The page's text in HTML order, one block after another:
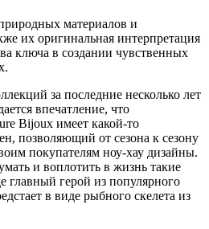
материалов и
их оригинальная интерпретация
ключа в создании чувственных
за последние несколько лет
впечатление, что
Bijoux имеет какой-то
позволяющий от сезона к сезону
покупателям ноу-хау дизайны.
и воплотить в жизнь такие
главный герой из популярного
в виде рыбного скелета из